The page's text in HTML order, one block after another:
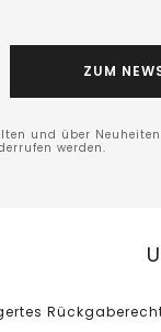
ZUM
und über
werden.